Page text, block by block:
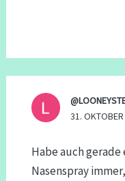
31.
Habe auch
Nasenspray